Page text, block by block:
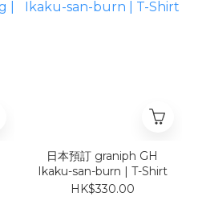
日本預訂 graniph GH
Ikaku-san-burn | T-Shirt
HK$330.00